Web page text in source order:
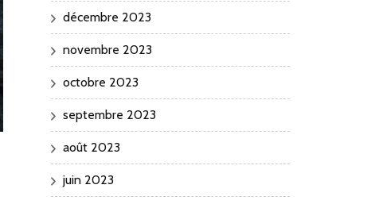
décembre 2023
novembre 2023
octobre 2023
septembre 2023
août 2023
juin 2023